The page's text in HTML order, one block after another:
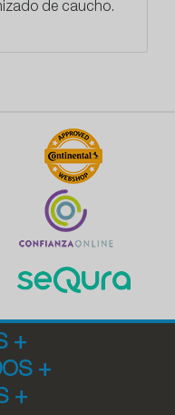
de caucho.
+
+
+